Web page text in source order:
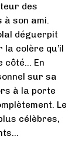
des
à son ami.
déguerpit
colère qu’il
côté… En
sur sa
à la porte
Le
célèbres,